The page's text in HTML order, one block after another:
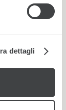
e per
inoltre
dati web,
combinarle
che hanno
dettagli